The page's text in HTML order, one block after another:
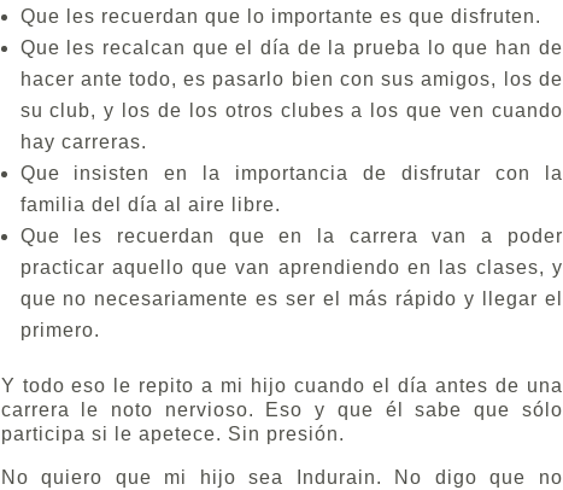
Que les recuerdan que lo importante es que disfruten.
Que les recalcan que el día de la prueba lo que han de
hacer ante todo, es pasarlo bien con sus amigos, los de
su club, y los de los otros clubes a los que ven cuando
hay carreras.
Que insisten en la importancia de disfrutar con la
familia del día al aire libre.
Que les recuerdan que en la carrera van a poder
practicar aquello que van aprendiendo en las clases, y
que no necesariamente es ser el más rápido y llegar el
primero.
Y todo eso le repito a mi hijo cuando el día antes de una
carrera le noto nervioso. Eso y que él sabe que sólo
participa si le apetece. Sin presión.
No quiero que mi hijo sea Indurain. No digo que no